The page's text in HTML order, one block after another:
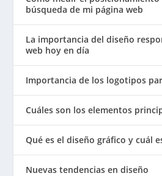
búsqueda de mi página web
La importancia del diseño
web hoy en día
Importancia de los logotipos
Cuáles son los elementos
Qué es el diseño gráfico y cuál
Nuevas tendencias en diseño